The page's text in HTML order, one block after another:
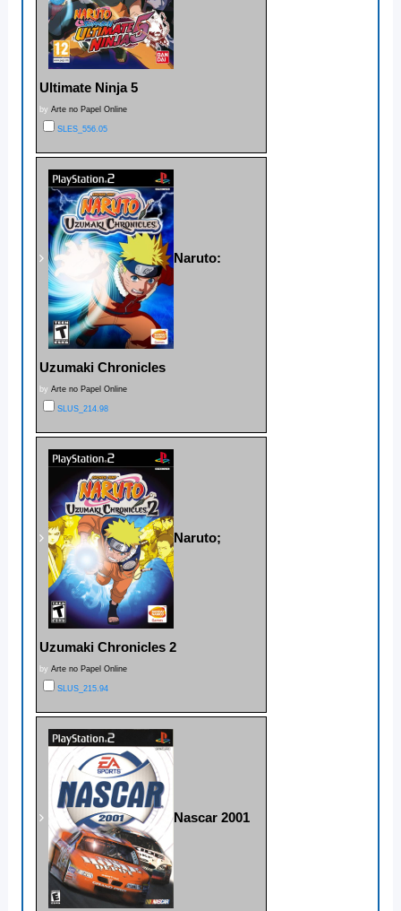
Ultimate Ninja 5
by Arte no Papel Online
SLES_556.05
Naruto:
Uzumaki Chronicles
by Arte no Papel Online
SLUS_214.98
Naruto;
Uzumaki Chronicles 2
by Arte no Papel Online
SLUS_215.94
Nascar 2001